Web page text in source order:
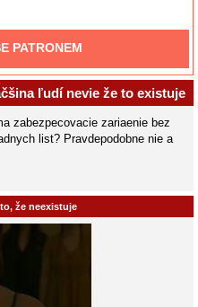
PATRONEM
ľudí nevie že to existuje
zabezpecovacie zariaenie bez
list? Pravdepodobne nie a
že neexistuje